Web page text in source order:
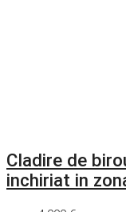
Cladire de
inchiriat in